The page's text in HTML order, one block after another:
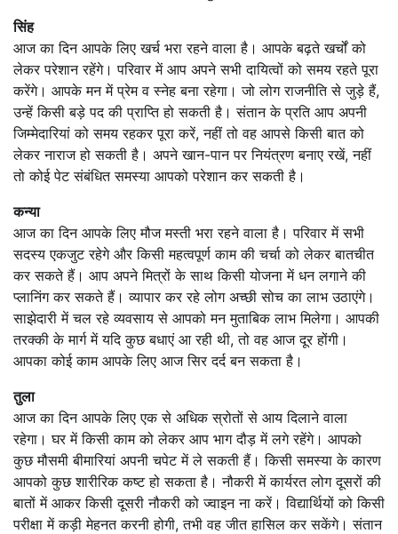
सिंह
आज का दिन आपके लिए खर्च भरा रहने वाला है। आपके बढ़ते खर्चों को
लेकर परेशान रहेंगे। परिवार में आप अपने सभी दायित्वों को समय रहते पूरा
करेंगे। आपके मन में प्रेम व स्नेह बना रहेगा। जो लोग राजनीति से जुड़े हैं,
उन्हें किसी बड़े पद की प्राप्ति हो सकती है। संतान के प्रति आप अपनी
जिम्मेदारियां को समय रहकर पूरा करें, नहीं तो वह आपसे किसी बात को
लेकर नाराज हो सकती है। अपने खान-पान पर नियंत्रण बनाए रखें, नहीं
तो कोई पेट संबंधित समस्या आपको परेशान कर सकती है।
कन्या
आज का दिन आपके लिए मौज मस्ती भरा रहने वाला है। परिवार में सभी
सदस्य एकजुट रहेगे और किसी महत्वपूर्ण काम की चर्चा को लेकर बातचीत
कर सकते हैं। आप अपने मित्रों के साथ किसी योजना में धन लगाने की
प्लानिंग कर सकते हैं। व्यापार कर रहे लोग अच्छी सोच का लाभ उठाएंगे।
साझेदारी में चल रहे व्यवसाय से आपको मन मुताबिक लाभ मिलेगा। आपकी
तरक्की के मार्ग में यदि कुछ बधाएं आ रही थी, तो वह आज दूर होंगी।
आपका कोई काम आपके लिए आज सिर दर्द बन सकता है।
तुला
आज का दिन आपके लिए एक से अधिक स्रोतों से आय दिलाने वाला
रहेगा। घर में किसी काम को लेकर आप भाग दौड़ में लगे रहेंगे। आपको
कुछ मौसमी बीमारियां अपनी चपेट में ले सकती हैं। किसी समस्या के कारण
आपको कुछ शारीरिक कष्ट हो सकता है। नौकरी में कार्यरत लोग दूसरों की
बातों में आकर किसी दूसरी नौकरी को ज्वाइन ना करें। विद्यार्थियों को किसी
परीक्षा में कड़ी मेहनत करनी होगी, तभी वह जीत हासिल कर सकेंगे। संतान